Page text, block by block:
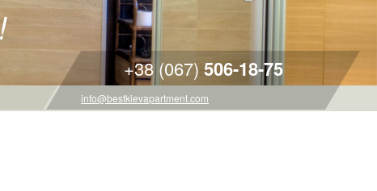
+38 (067) 506-18-75
info@bestkievapartment.com